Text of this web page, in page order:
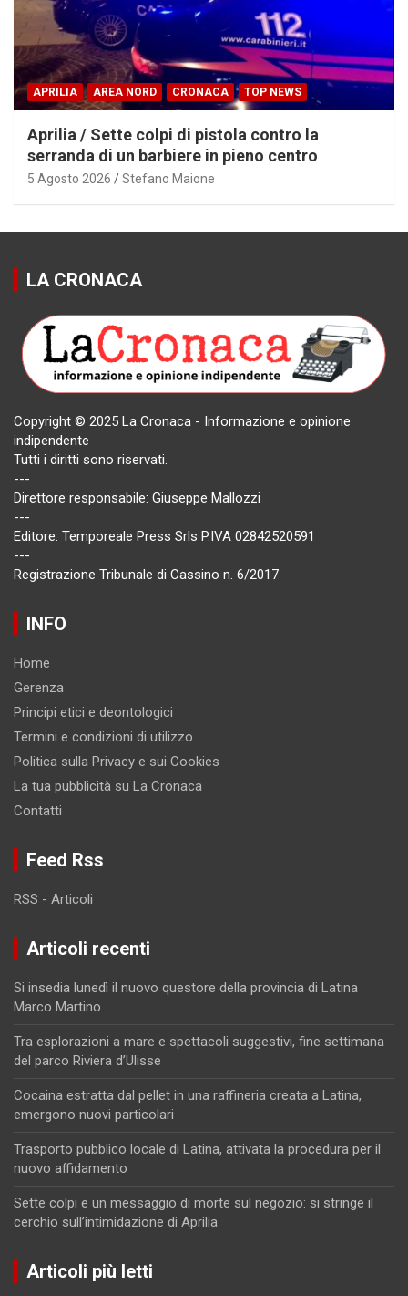
APRILIA AREA NORD CRONACA TOP NEWS
Aprilia / Sette colpi di pistola contro la
serranda di un barbiere in pieno centro
5 Agosto 2026 Stefano Maione
LA CRONACA
Copyright © 2025 La Cronaca - Informazione e opinione
indipendente
Tutti i diritti sono riservati.
---
Direttore responsabile: Giuseppe Mallozzi
---
Editore: Temporeale Press Srls P.IVA 02842520591
---
Registrazione Tribunale di Cassino n. 6/2017
INFO
Home
Gerenza
Principi etici e deontologici
Termini e condizioni di utilizzo
Politica sulla Privacy e sui Cookies
La tua pubblicità su La Cronaca
Contatti
Feed Rss
RSS - Articoli
Articoli recenti
Si insedia lunedì il nuovo questore della provincia di Latina
Marco Martino
Tra esplorazioni a mare e spettacoli suggestivi, fine settimana
del parco Riviera d’Ulisse
Cocaina estratta dal pellet in una raffineria creata a Latina,
emergono nuovi particolari
Trasporto pubblico locale di Latina, attivata la procedura per il
nuovo affidamento
Sette colpi e un messaggio di morte sul negozio: si stringe il
cerchio sull’intimidazione di Aprilia
Articoli più letti